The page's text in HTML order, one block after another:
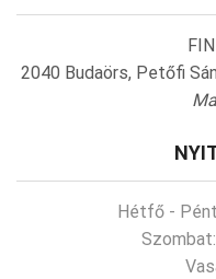
2040 Budaörs, Petőfi
Hétfő -
Szombat: